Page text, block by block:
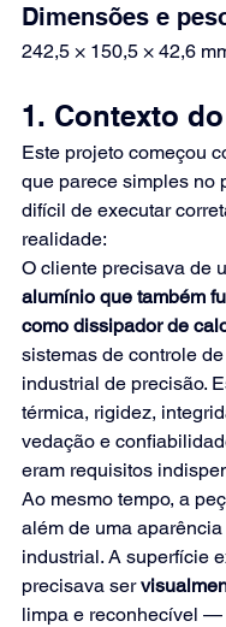
Dimensões e
242,5 × 150,5 × 42,6
1. Contexto
Este projeto começou
que parece simples no
difícil de executar
realidade:
O cliente precisava de
alumínio que também
como dissipador de
sistemas de controle
industrial de precisão.
térmica, rigidez,
vedação e
eram requisitos
Ao mesmo tempo, a
além de uma
industrial. A superfície
precisava ser
limpa e reconhecível —